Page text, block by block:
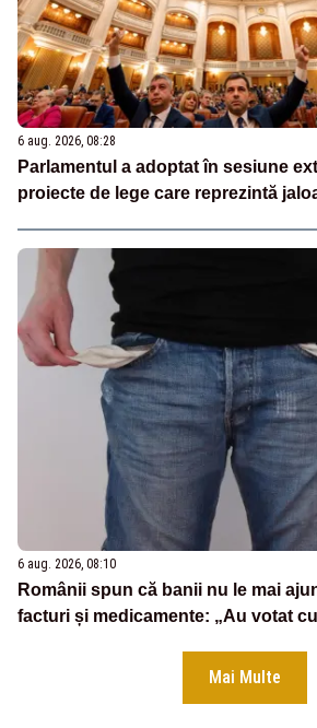
6 aug. 2026, 08:28
Parlamentul a adoptat în sesiune
proiecte de lege care reprezintă
6 aug. 2026, 08:10
Românii spun că banii nu le mai
facturi și medicamente: „Au votat
Mai Multe